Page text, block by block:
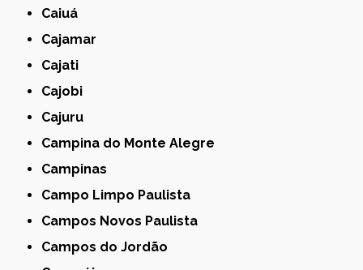
Caiuá
Cajamar
Cajati
Cajobi
Cajuru
Campina do Monte Alegre
Campinas
Campo Limpo Paulista
Campos Novos Paulista
Campos do Jordão